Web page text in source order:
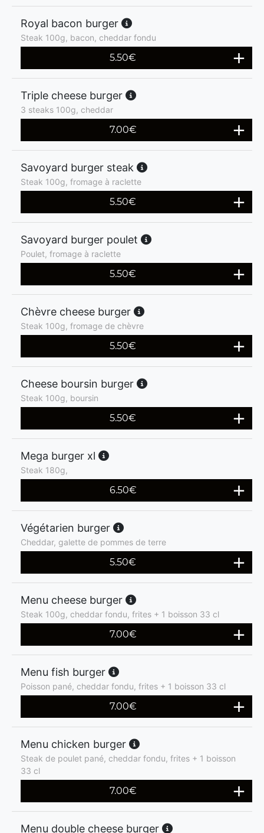
Royal bacon burger
Steak 100g, bacon, cheddar fondu
5.50€
Triple cheese burger
3 steaks 100g, cheddar
7.00€
Savoyard burger steak
Steak 100g, fromage à raclette
5.50€
Savoyard burger poulet
Poulet, fromage à raclette
5.50€
Chèvre cheese burger
Steak 100g, fromage de chèvre
5.50€
Cheese boursin burger
Steak 100g, boursin
5.50€
Mega burger xl
Steak 180g,
6.50€
Végétarien burger
Cheddar, galette de pommes de terre
5.50€
Menu cheese burger
Steak 100g, cheddar fondu, frites + 1 boisson 33 cl
7.00€
Menu fish burger
Poisson pané, cheddar fondu, frites + 1 boisson 33 cl
7.00€
Menu chicken burger
Steak de poulet pané, cheddar fondu, frites + 1 boisson
33 cl
7.00€
Menu double cheese burger